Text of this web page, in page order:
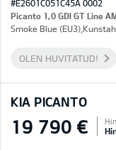
#E2601C051C45A 0002
Picanto 1,0 GDI GT Line
Smoke Blue
OLEN HUVITATUD!
KIA PICANTO
19 790 €